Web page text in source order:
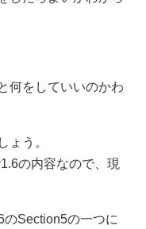
何をしていいのかわ
ょう。
の内容なので、現
Section5の一つに